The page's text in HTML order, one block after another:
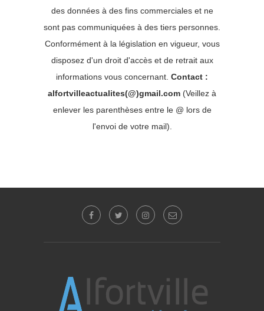
des données à des fins commerciales et ne
sont pas communiquées à des tiers personnes.
Conformément à la législation en vigueur, vous
disposez d'un droit d'accès et de retrait aux
informations vous concernant. Contact :
alfortvilleactualites(@)gmail.com (Veillez à
enlever les parenthèses entre le @ lors de
l'envoi de votre mail).